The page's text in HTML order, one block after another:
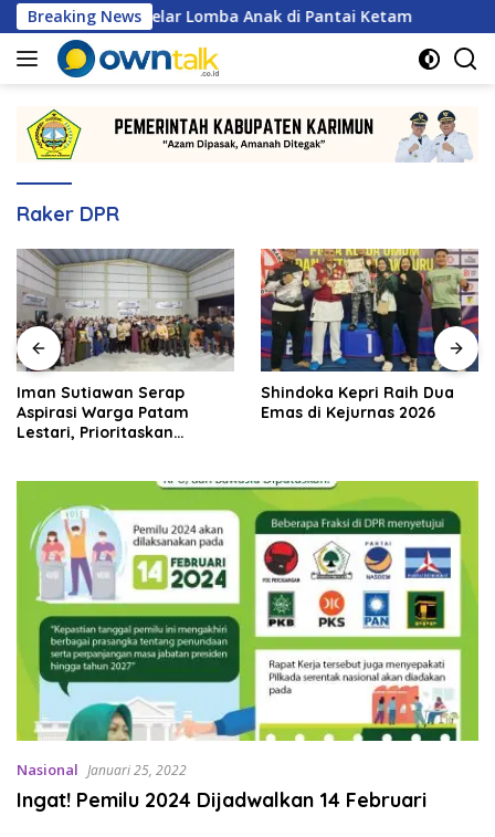
Langsung
ke
konten
Breaking News
Karimun Gelar Lomba Anak di Pantai Ketam
Raker DPR
Iman Sutiawan Serap
Aspirasi Warga Patam
Lestari, Prioritaskan
Shindoka Kepri Raih Dua
Emas di Kejurnas 2026
Nasional Januari 25, 2022
Ingat! Pemilu 2024 Dijadwalkan 14 Februari